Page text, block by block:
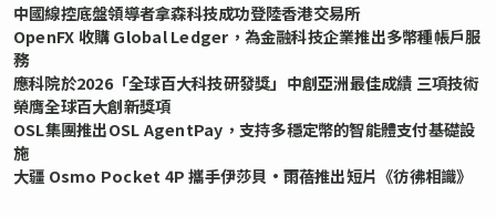
中國線控底盤領導者拿森科技成功登陸香港交易所
OpenFX 收購 Global Ledger，為金融科技企業推出多幣種帳戶服
務
應科院於2026「全球百大科技研發獎」中創亞洲最佳成績 三項技術
榮膺全球百大創新獎項
OSL集團推出OSL AgentPay，支持多穩定幣的智能體支付基礎設
施
大疆 Osmo Pocket 4P 攜手伊莎貝•雨蓓推出短片《彷彿相識》